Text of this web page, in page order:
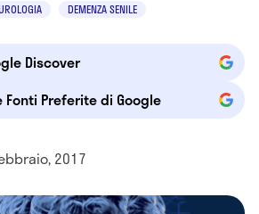
DEMENZA SENILE
Discover
Preferite di Google
2017